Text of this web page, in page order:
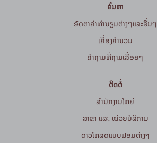
ຄົ້ນຫາ
ອັດຕາຄ່າທຳນຽມຕ່າງໆແລະອື່ນໆ
ເຄື່ອງຄຳນວນ
ຄໍາຖາມທີ່ຖາມເລື້ອຍໆ
ຕິດຕໍ່
ສໍານັກງານໃຫຍ່
ສາຂາ ແລະ ໜ່ວຍບໍລິການ
ດາວໂຫລດແບບຟອມຕ່າງໆ